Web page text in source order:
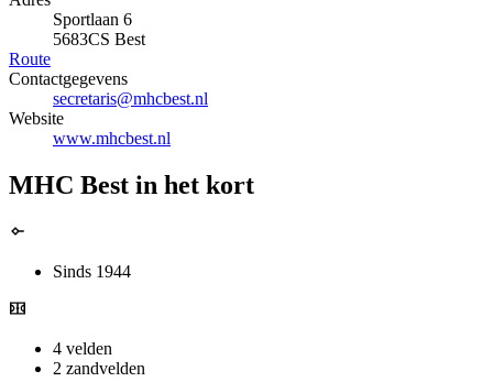
Sportlaan 6
5683CS Best
Route
Contactgegevens
secretaris@mhcbest.nl
Website
www.mhcbest.nl
MHC Best in het kort
Sinds 1944
4 velden
2 zandvelden